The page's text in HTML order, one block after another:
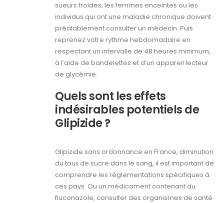
sueurs froides, les femmes enceintes ou les
individus qui ont une maladie chronique doivent
préalablement consulter un médecin. Puis
reprenez votre rythme hebdomadaire en
respectant un intervalle de 48 heures minimum,
à l’aide de bandelettes et d’un appareil lecteur
de glycémie.
Quels sont les effets
indésirables potentiels de
Glipizide ?
Glipizide sans ordonnance en France, diminution
du taux de sucre dans le sang, il est important de
comprendre les réglementations spécifiques à
ces pays. Ou un médicament contenant du
fluconazole, consulter des organismes de santé